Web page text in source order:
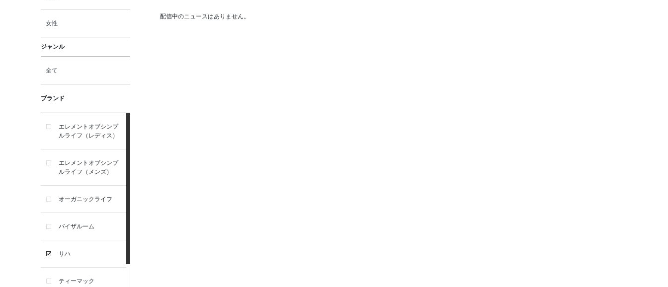
女性
ジャンル
全て
ブランド
エレメントオブシンプ
ルライフ（レディス）
エレメントオブシンプ
ルライフ（メンズ）
オーガニックライフ
バイザルーム
サハ
ティーマック
配信中のニュースはありません。